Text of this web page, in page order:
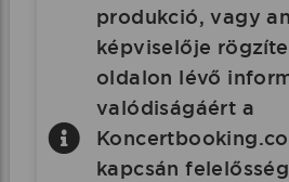
produkció, vagy
képviselője
oldalon lévő
valódiságáért a
kapcsán